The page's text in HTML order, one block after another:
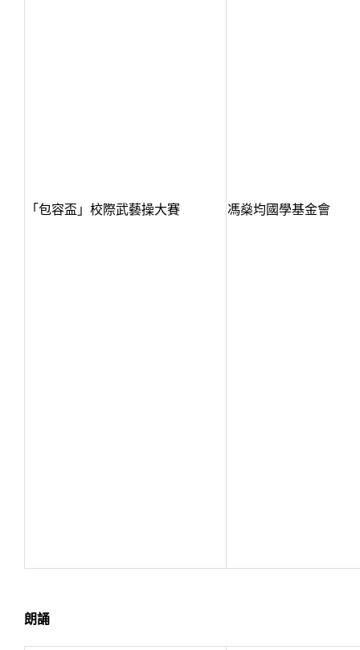
「包容盃」校際武藝操大賽 馮燊均國學基金會
朗誦